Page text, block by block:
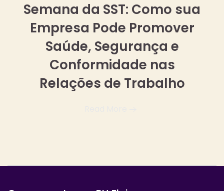
Semana da SST: Como sua
Empresa Pode Promover
Saúde, Segurança e
Conformidade nas
Relações de Trabalho